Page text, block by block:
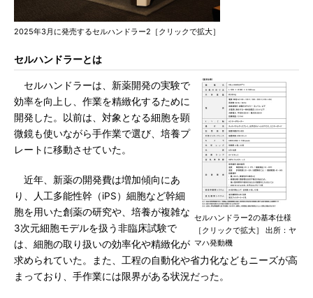
2025年3月に発売するセルハンドラー2［クリックで拡大］
セルハンドラーとは
セルハンドラー2の基本仕様
［クリックで拡大］ 出所：ヤ
マハ発動機
セルハンドラーは、新薬開発の実験で
効率を向上し、作業を精緻化するために
開発した。以前は、対象となる細胞を顕
微鏡も使いながら手作業で選び、培養プ
レートに移動させていた。
近年、新薬の開発費は増加傾向にあ
り、人工多能性幹（iPS）細胞など幹細
胞を用いた創薬の研究や、培養が複雑な
3次元細胞モデルを扱う非臨床試験で
は、細胞の取り扱いの効率化や精緻化が
求められていた。また、工程の自動化や省力化などもニーズが高
まっており、手作業には限界がある状況だった。